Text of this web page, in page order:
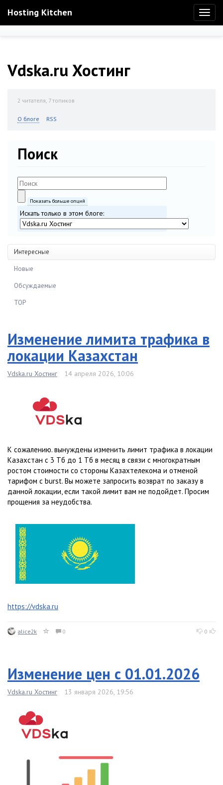
Hosting Kitchen
Vdska.ru Хостинг
2 читателя, 7 топиков
О блоге RSS
Поиск
Показать больше опций
Искать только в этом блоге:
Интересные
Новые
Обсуждаемые
TOP
Изменение лимита трафика в
локации Казахстан
Vdska.ru Хостинг 14 апреля 2026, 10:06
К сожалению. вынуждены изменить лимит трафика в локации
Казахстан с 3 Тб до 1 Тб в месяц в связи с многократным
ростом стоимости со стороны Казахтелекома и отменой
тарифом с burst. Вы можете запросить возврат по заказу в
данной локации, если такой лимит вам не подойдет. Просим
прощения за неудобства.
https://vdska.ru
alice2k 0 0
Изменение цен с 01.01.2026
Vdska.ru Хостинг 13 января 2026, 19:56